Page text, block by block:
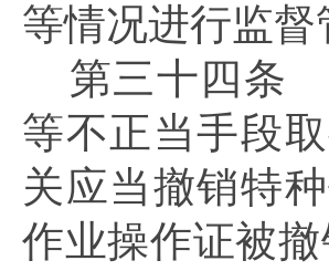
等情况进行监督
第三十四条
等不正当手段
关应当撤销特
作业操作证被